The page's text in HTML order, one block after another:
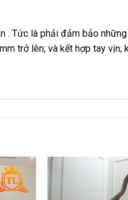
. Tức là phải đảm bảo
trở lên; và kết hợp tay